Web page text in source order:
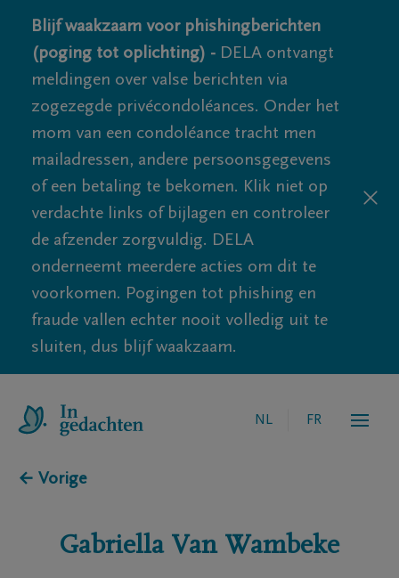
Blijf waakzaam voor phishingberichten
(poging tot oplichting) - DELA ontvangt
meldingen over valse berichten via
zogezegde privécondoléances. Onder het
mom van een condoléance tracht men
mailadressen, andere persoonsgegevens
of een betaling te bekomen. Klik niet op
verdachte links of bijlagen en controleer
de afzender zorgvuldig. DELA
onderneemt meerdere acties om dit te
voorkomen. Pogingen tot phishing en
fraude vallen echter nooit volledig uit te
sluiten, dus blijf waakzaam.
NL FR
← Vorige
Gabriella Van Wambeke